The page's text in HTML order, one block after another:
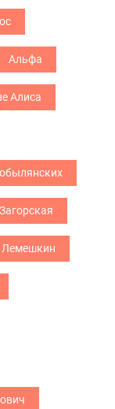
Альфа
Алиса
Лемешкин